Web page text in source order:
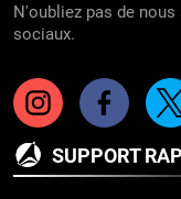
N'oubliez pas de
sociaux.
SUPPORT